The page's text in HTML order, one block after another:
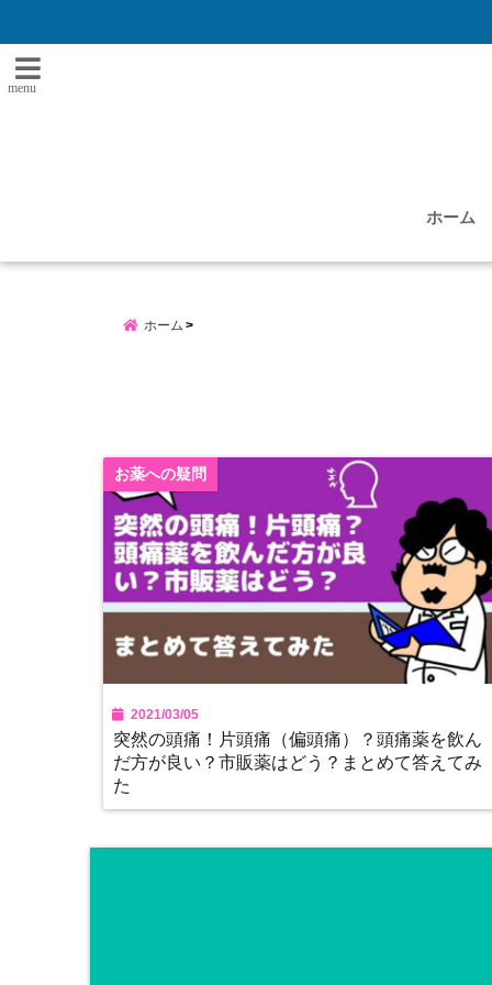
menu
ホーム
ホーム
お薬への疑問
2021/03/05
突然の頭痛！片頭痛（偏頭痛）？頭痛薬を飲ん
だ方が良い？市販薬はどう？まとめて答えてみ
た